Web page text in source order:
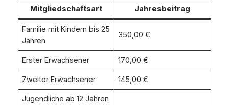
Mitgliedschaftsart Jahresbeitrag
Familie mit Kindern bis 25
Jahren
350,00 €
Erster Erwachsener 170,00 €
Zweiter Erwachsener 145,00 €
Jugendliche ab 12 Jahren